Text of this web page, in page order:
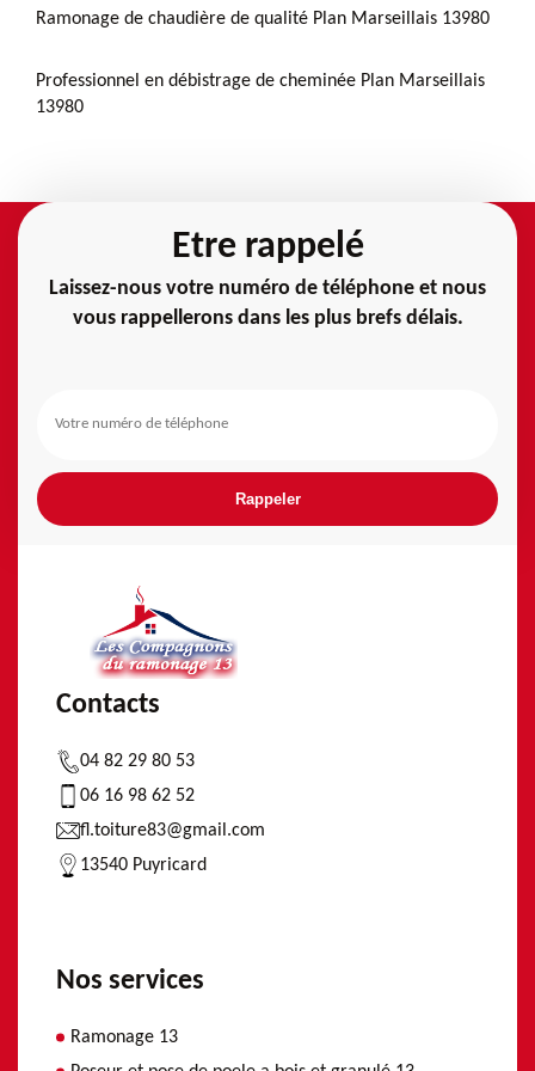
Ramonage de chaudière de qualité Plan Marseillais 13980
Professionnel en débistrage de cheminée Plan Marseillais
13980
Etre rappelé
Laissez-nous votre numéro de téléphone et nous
vous rappellerons dans les plus brefs délais.
Contacts
04 82 29 80 53
06 16 98 62 52
fl.toiture83@gmail.com
13540 Puyricard
Nos services
Ramonage 13